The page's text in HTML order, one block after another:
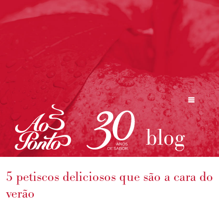
blog
5 petiscos deliciosos que são a cara do
verão